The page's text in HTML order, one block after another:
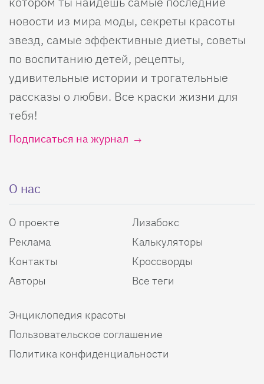
новости из мира моды, секреты красоты
звезд, самые эффективные диеты, советы
по воспитанию детей, рецепты,
удивительные истории и трогательные
рассказы о любви. Все краски жизни для
тебя!
Подписаться на журнал
О нас
О проекте
Реклама
Контакты
Авторы
Лизабокс
Калькуляторы
Кроссворды
Все теги
Энциклопедия красоты
Пользовательское соглашение
Политика конфиденциальности